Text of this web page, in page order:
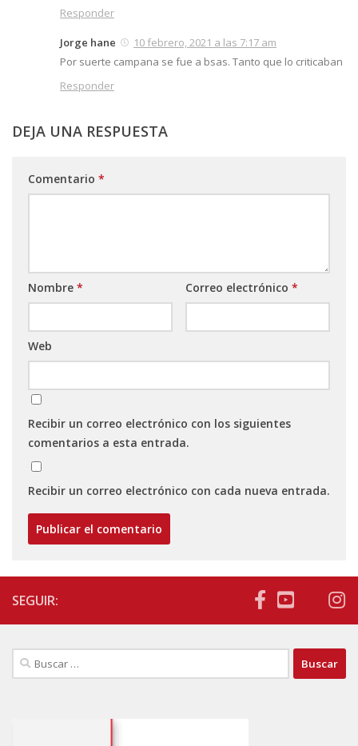
Responder
Jorge hane
10 febrero, 2021 a las 7:17 am
Por suerte campana se fue a bsas. Tanto que lo criticaban
Responder
DEJA UNA RESPUESTA
Comentario *
Nombre * Correo electrónico *
Web
Recibir un correo electrónico con los siguientes
comentarios a esta entrada.
Recibir un correo electrónico con cada nueva entrada.
SEGUIR:
Buscar: